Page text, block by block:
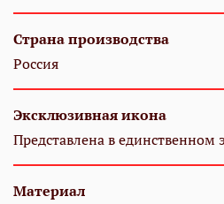
Страна производства
Россия
Эксклюзивная икона
Представлена в единственном
Материал